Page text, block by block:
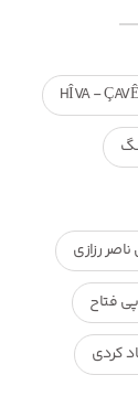
HÎVA -
رزازی
فتاح
کردی